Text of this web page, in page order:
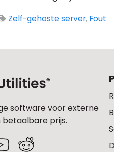
Zelf-gehoste server, Fout
software voor externe
prijs.